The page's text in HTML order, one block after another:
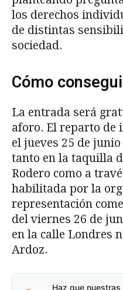
los derechos
de distintas
sociedad.
Cómo
La entrada será
aforo. El reparto de
el jueves 25 de
tanto en la taquilla
Rodero como a
habilitada por la
representación
del viernes 26 de
en la calle Londres
Ardoz.
Haz que